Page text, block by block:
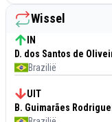
Wissel
IN
D. dos Santos de
Brazilië
UIT
B. Guimarães